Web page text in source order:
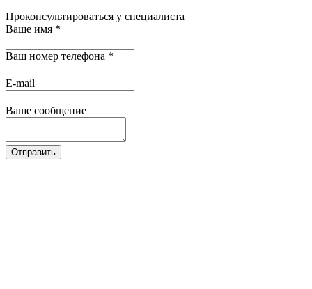
Проконсультироваться у специалиста
Ваше имя *
Ваш номер телефона *
E-mail
Ваше сообщение
Отправить